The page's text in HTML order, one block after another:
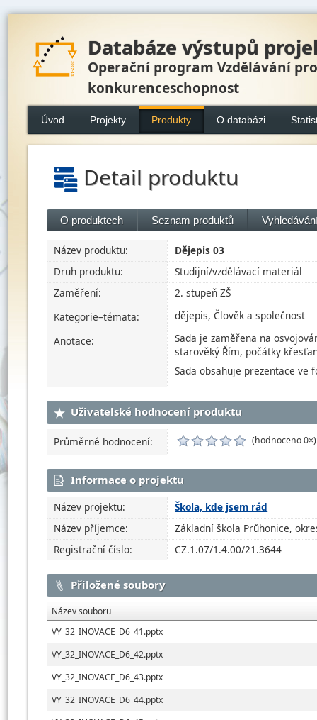
Databáze výstupů
Operační program Vzdělávání pro
konkurenceschopnost
Úvod Projekty Produkty O databázi
Detail produktu
O produktech Seznam produktů
Název produktu:
Dějepis 03
Druh produktu:
Studijní/vzdělávací materiál
Zaměření:
2. stupeň ZŠ
Kategorie–témata:
dějepis, Člověk a společnost
Anotace:
Sada je zaměřena na
starověký Řím, počátky
Sada obsahuje prezentace
Uživatelské hodnocení produktu
Průměrné hodnocení: (hodnoceno 0×)
Informace o projektu
Název projektu:
Škola, kde jsem rád
Název příjemce:
Základní škola Průhonice,
Registrační číslo:
CZ.1.07/1.4.00/21.3644
Přiložené soubory
Název souboru
VY_32_INOVACE_D6_41.pptx
VY_32_INOVACE_D6_42.pptx
VY_32_INOVACE_D6_43.pptx
VY_32_INOVACE_D6_44.pptx